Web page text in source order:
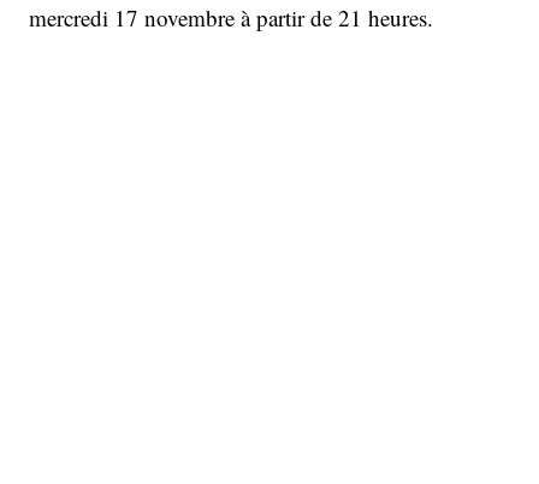
mercredi 17 novembre à partir de 21 heures.